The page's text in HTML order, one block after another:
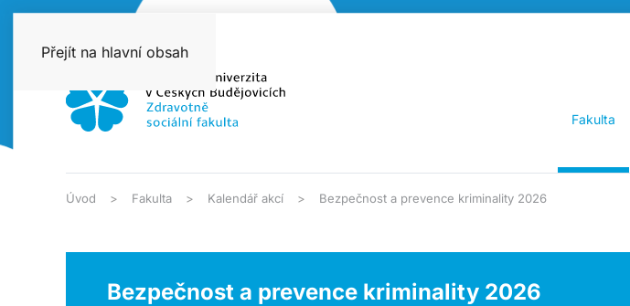
Přejít na hlavní obsah
Fakulta
Úvod Fakulta Kalendář akcí Bezpečnost a prevence kriminality 2026
Bezpečnost a prevence kriminality 2026